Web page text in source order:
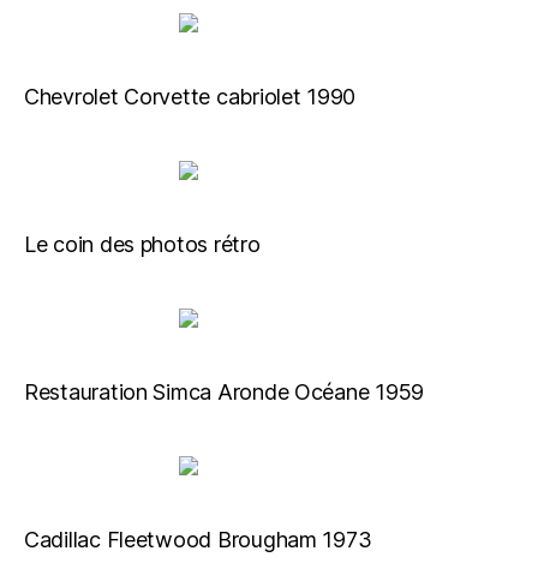
Chevrolet Corvette cabriolet 1990
Le coin des photos rétro
Restauration Simca Aronde Océane 1959
Cadillac Fleetwood Brougham 1973